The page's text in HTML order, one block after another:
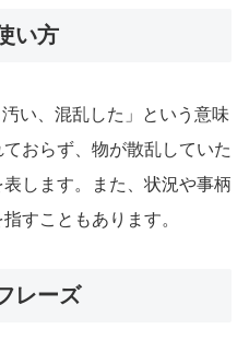
い方
い、混乱した」という意味
おらず、物が散乱していた
します。また、状況や事柄
すこともあります。
レーズ